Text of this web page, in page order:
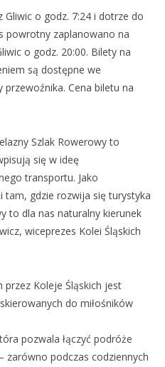
Gliwic o godz. 7:24 i dotrze do
powrotny zaplanowano na
o godz. 20:00. Bilety na
są dostępne we
przewoźnika. Cena biletu na
Szlak Rowerowy to
się w ideę
transportu. Jako
tam, gdzie rozwija się turystyka
to dla nas naturalny kierunek
wiceprezes Kolei Śląskich
Koleje Śląskich jest
do miłośników
pozwala łączyć podróże
zarówno podczas codziennych